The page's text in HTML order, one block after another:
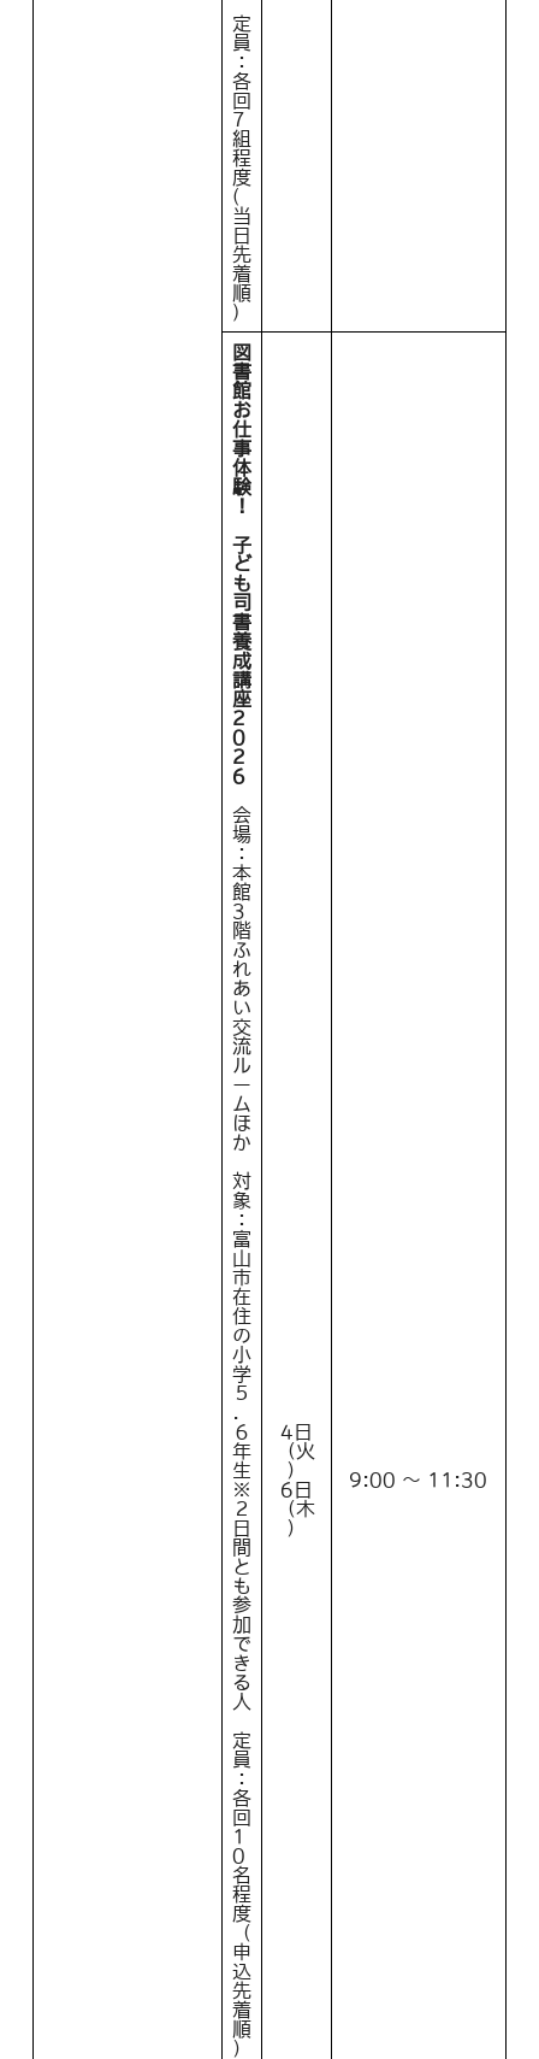
定
員
：
各
回
7
組
程
度
(
当
日
先
着
順
)
図
書
館
お
仕
事
体
験
！
子
ど
も
司
書
養
成
講
座
2
0
2
6
会
場
：
本
館
3
階
ふ
れ
あ
い
交
流
ル
ー
ム
ほ
か
対
象
：
富
山
市
在
住
の
小
学
５
６
年
生
※
２
日
間
と
も
参
加
で
き
る
人
定
員
：
各
回
1
0
名
程
度
（
申
込
先
着
順
）
4日
（火
）
6日
（木
）
9:00 ～ 11:30